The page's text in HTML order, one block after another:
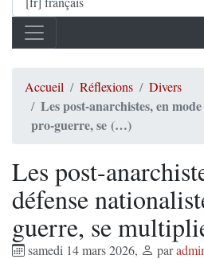
Accueil Réflexions Divers
Les post-anarchistes, en
pro-guerre, se (…)
Les post-
défense
guerre, se
samedi 14 mars 2026, par